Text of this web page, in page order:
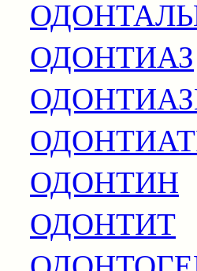
ОДОНТИАЗ
ОДОНТИН
ОДОНТИТ